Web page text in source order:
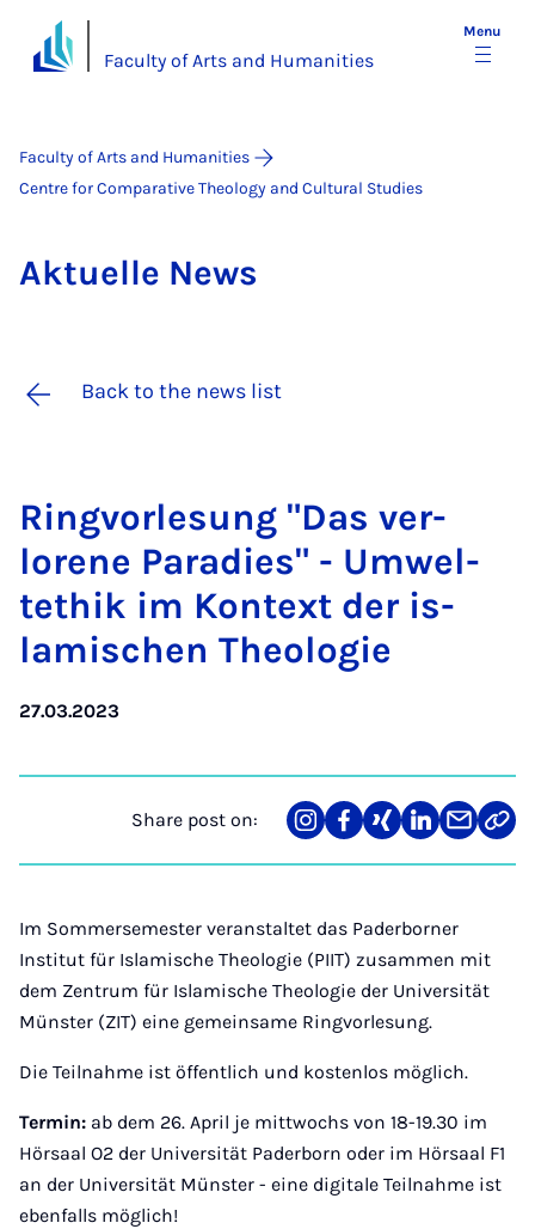
Faculty of Arts and Humanities
Menu
Faculty of Arts and Humanities
Centre for Comparative Theology and Cultural Studies
Ak­tuelle News
Back to the news list
Ring­vor­le­sung "Das ver­
lorene Paradies" - Um­wel­
tethik im Kon­text der is­
lamis­chen Theo­lo­gie
27.03.2023
Share post on:
Share
on
Teilen
auf
Teilen
auf
Teilen
auf
Teilen
über
Link
Im Sommersemester veranstaltet das Paderborner
Institut für Islamische Theologie (PIIT) zusammen mit
dem Zentrum für Islamische Theologie der Universität
Münster (ZIT) eine gemeinsame Ringvorlesung.
Die Teilnahme ist öffentlich und kostenlos möglich.
Termin: ab dem 26. April je mittwochs von 18-19.30 im
Hörsaal O2 der Universität Paderborn oder im Hörsaal F1
an der Universität Münster - eine digitale Teilnahme ist
ebenfalls möglich!